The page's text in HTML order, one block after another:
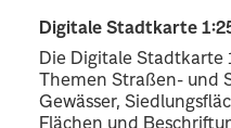
Digitale Stadtkarte
Die Digitale
Themen Straßen- und
Gewässer,
Flächen und